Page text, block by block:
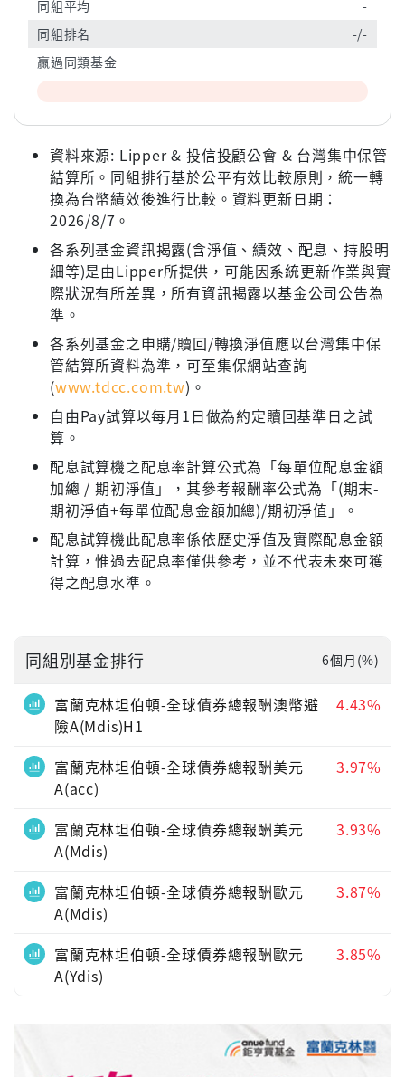
同組平均
-
同組排名
-/-
贏過同類基金
資料來源: Lipper & 投信投顧公會 & 台灣集中保管
結算所。同組排行基於公平有效比較原則，統一轉
換為台幣績效後進行比較。資料更新日期：
2026/8/7。
各系列基金資訊揭露(含淨值、績效、配息、持股明
細等)是由Lipper所提供，可能因系統更新作業與實
際狀況有所差異，所有資訊揭露以基金公司公告為
準。
各系列基金之申購/贖回/轉換淨值應以台灣集中保
管結算所資料為準，可至集保網站查詢
(www.tdcc.com.tw)。
自由Pay試算以每月1日做為約定贖回基準日之試
算。
配息試算機之配息率計算公式為「每單位配息金額
加總 / 期初淨值」，其參考報酬率公式為「(期末-
期初淨值+每單位配息金額加總)/期初淨值」。
配息試算機此配息率係依歷史淨值及實際配息金額
計算，惟過去配息率僅供參考，並不代表未來可獲
得之配息水準。
同組別基金排行 6個月(%)
富蘭克林坦伯頓-全球債券總報酬澳幣避
險A(Mdis)H1
4.43%
富蘭克林坦伯頓-全球債券總報酬美元
A(acc)
3.97%
富蘭克林坦伯頓-全球債券總報酬美元
A(Mdis)
3.93%
富蘭克林坦伯頓-全球債券總報酬歐元
A(Mdis)
3.87%
富蘭克林坦伯頓-全球債券總報酬歐元
A(Ydis)
3.85%